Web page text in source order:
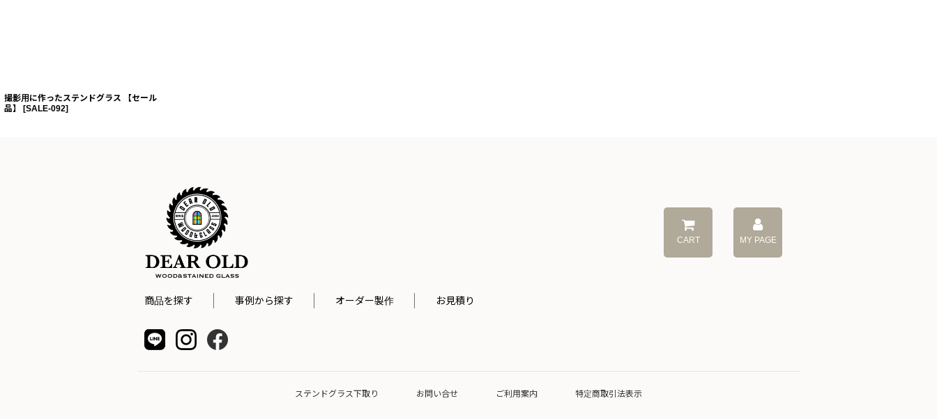
撮影用に作ったステンドグラス 【セール
品】
[SALE-092]
CART MY PAGE
商品を探す 事例から探す オーダー製作 お見積り
ステンドグラス下取り お問い合せ ご利用案内 特定商取引法表示